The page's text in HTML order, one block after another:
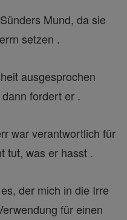
Mund, da sie
setzen .
ausgesprochen
fordert er .
war verantwortlich für
tut, was er hasst .
der mich in die Irre
für einen